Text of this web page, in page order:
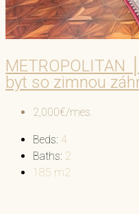
METROPOLITAN
byt so zimnou
2,000€/mes.
Beds: 4
Baths: 2
185 m2